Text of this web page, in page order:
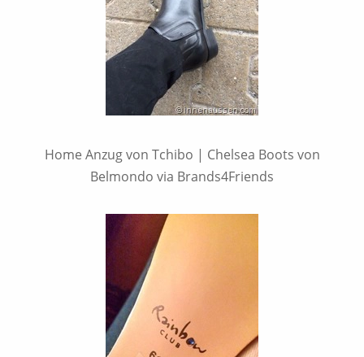
Home Anzug von Tchibo | Chelsea Boots von
Belmondo via Brands4Friends